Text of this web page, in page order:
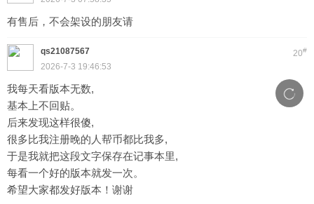
有售后，不会架设的朋友请
20#
qs21087567
2026-7-3 19:46:53
我每天看版本无数,
基本上不回贴。
后来发现这样很傻,
很多比我注册晚的人帮币都比我多,
于是我就把这段文字保存在记事本里,
每看一个好的版本就发一次。
希望大家都发好版本！谢谢